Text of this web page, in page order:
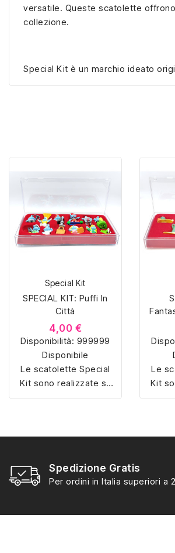
versatile. Queste scatolette
collezione.
Special Kit è un marchio ideato
Special Kit
SPECIAL KIT: Puffi In
Città
4,00 €
Disponibilità: 999999
Disponibile
Le scatolette Special
Kit sono realizzate su
misura con materiali di
vellutino rosso e
eleganti e pratiche per
organizzare e mostrare
Le
Kit
la
Spedizione Gratis
Per ordini in Italia superiori a